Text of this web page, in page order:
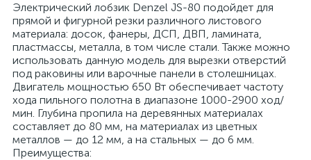
Электрический лобзик Denzel JS-80 подойдет для
прямой и фигурной резки различного листового
материала: досок, фанеры, ДСП, ДВП, ламината,
пластмассы, металла, в том числе стали. Также можно
использовать данную модель для вырезки отверстий
под раковины или варочные панели в столешницах.
Двигатель мощностью 650 Вт обеспечивает частоту
хода пильного полотна в диапазоне 1000-2900 ход/
мин. Глубина пропила на деревянных материалах
составляет до 80 мм, на материалах из цветных
металлов — до 12 мм, а на стальных — до 6 мм.
Преимущества: